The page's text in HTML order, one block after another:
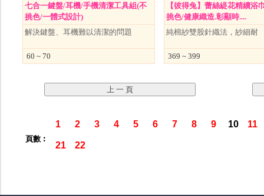
七合一鍵盤/耳機/手機清潔工具組(不
挑色/一體式設計)
解決鍵盤、耳機難以清潔的問題
60 ~ 70
【彼得兔】蕾絲緹花精續浴
挑色/健康織造.彰顯時....
純棉紗雙股針織法，紗細耐
369 ~ 399
頁數︰
1 2 3 4 5 6 7 8 9 10 11
21 22